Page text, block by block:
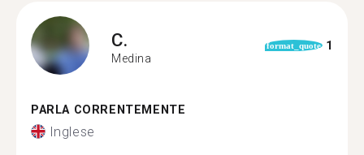
C.
Medina
format_quote 1
PARLA CORRENTEMENTE
Inglese